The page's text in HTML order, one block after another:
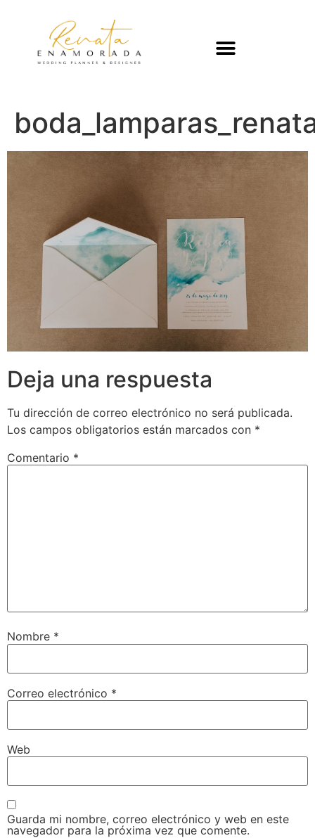
Deja una respuesta
Tu dirección de correo electrónico no será publicada.
Los campos obligatorios están marcados con *
Comentario *
Nombre *
Correo electrónico *
Web
Guarda mi nombre, correo electrónico y web en este
navegador para la próxima vez que comente.